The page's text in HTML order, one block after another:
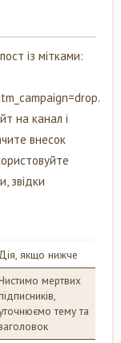
із мітками:
на канал і
внесок
звідки
Дія, якщо нижче
мертвих
тему та